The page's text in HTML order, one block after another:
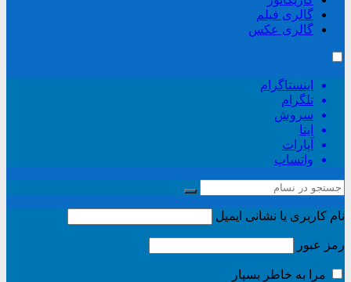
گالری فیلم
گالری عکس
اینستاگرام
تلگرام
سروش
ایتا
آپارات
واتساپ
نام کاربری یا نشانی ایمیل
رمز عبور
مرا به خاطر بسپار